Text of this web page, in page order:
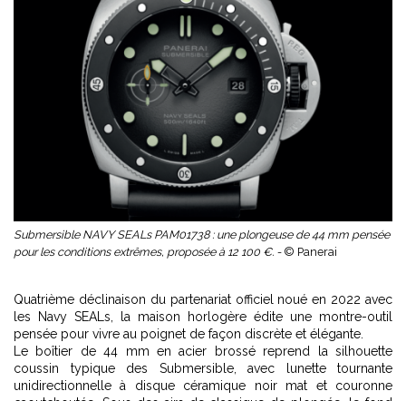
Submersible NAVY SEALs PAM01738 : une plongeuse de 44 mm pensée
pour les conditions extrêmes, proposée à 12 100 €. - © Panerai
Quatrième déclinaison du partenariat officiel noué en 2022 avec
les Navy SEALs, la maison horlogère édite une montre-outil
pensée pour vivre au poignet de façon discrète et élégante.
Le boîtier de 44 mm en acier brossé reprend la silhouette
coussin typique des Submersible, avec lunette tournante
unidirectionnelle à disque céramique noir mat et couronne